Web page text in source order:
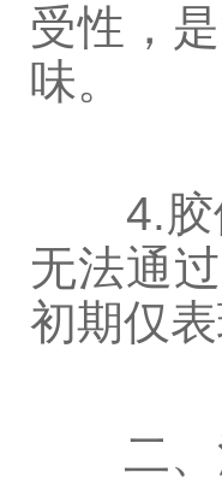
受性，
味。
4.胶体
无法通
初期仅
二、清